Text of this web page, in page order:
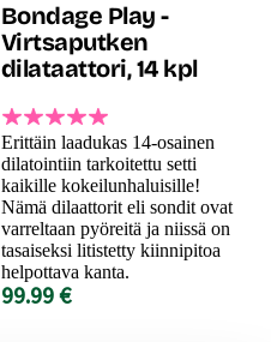
Bondage Play -
Virtsaputken
dilataattori, 14 kpl
Erittäin laadukas 14-osainen
dilatointiin tarkoitettu setti
kaikille kokeilunhaluisille!
Nämä dilaattorit eli sondit ovat
varreltaan pyöreitä ja niissä on
tasaiseksi litistetty kiinnipitoa
helpottava kanta.
99.99 €